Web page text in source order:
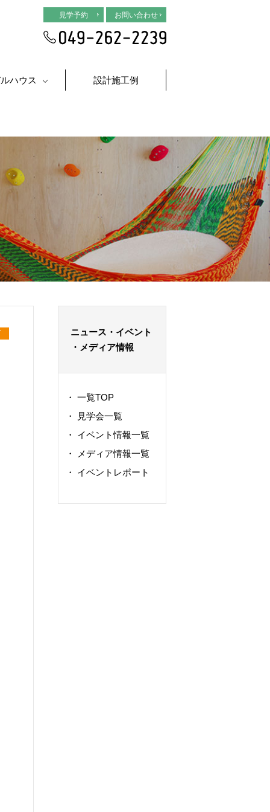
見学予約 お問い合わせ
ハウス 設計施工例
ニュース・イベント
・メディア情報
・ 一覧TOP
・
見学会一覧
・ イベント情報一覧
・
メディア情報一覧
・ イベントレポート